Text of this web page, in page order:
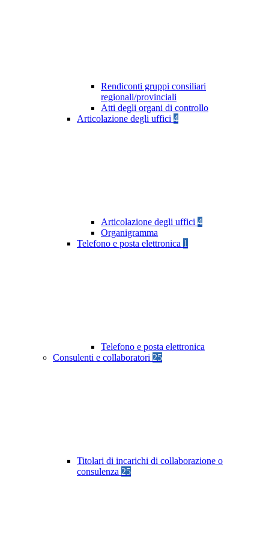
Rendiconti gruppi consiliari
regionali/provinciali
Atti degli organi di controllo
Articolazione degli uffici 4
Articolazione degli uffici 4
Organigramma
Telefono e posta elettronica 1
Telefono e posta elettronica
Consulenti e collaboratori 25
Titolari di incarichi di collaborazione o
consulenza 25